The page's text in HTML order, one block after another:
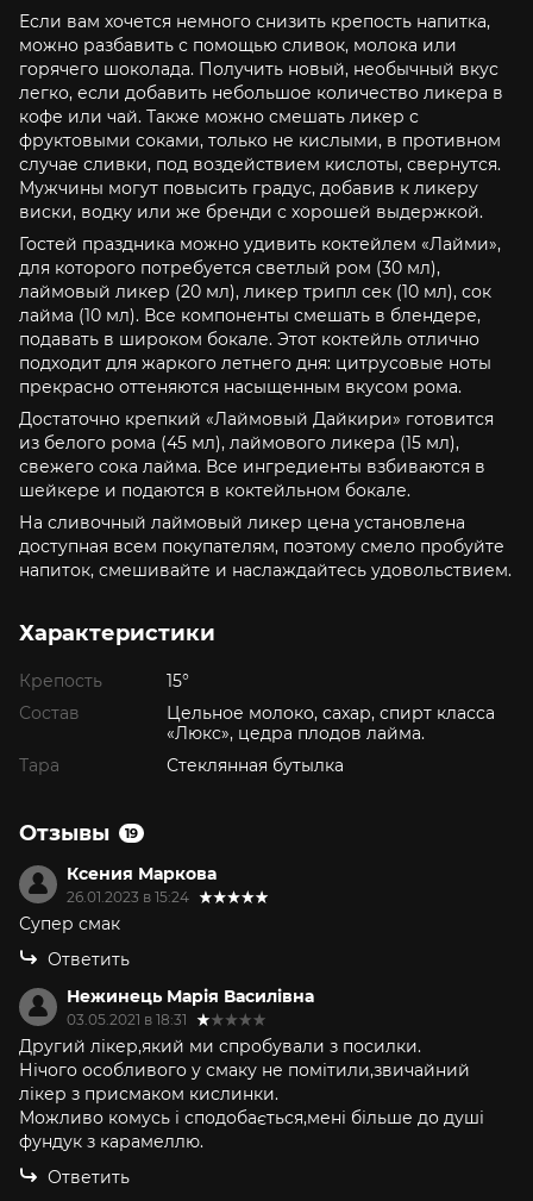
Если вам хочется немного снизить крепость напитка,
можно разбавить с помощью сливок, молока или
горячего шоколада. Получить новый, необычный вкус
легко, если добавить небольшое количество ликера в
кофе или чай. Также можно смешать ликер с
фруктовыми соками, только не кислыми, в противном
случае сливки, под воздействием кислоты, свернутся.
Мужчины могут повысить градус, добавив к ликеру
виски, водку или же бренди с хорошей выдержкой.
Гостей праздника можно удивить коктейлем «Лайми»,
для которого потребуется светлый ром (30 мл),
лаймовый ликер (20 мл), ликер трипл сек (10 мл), сок
лайма (10 мл). Все компоненты смешать в блендере,
подавать в широком бокале. Этот коктейль отлично
подходит для жаркого летнего дня: цитрусовые ноты
прекрасно оттеняются насыщенным вкусом рома.
Достаточно крепкий «Лаймовый Дайкири» готовится
из белого рома (45 мл), лаймового ликера (15 мл),
свежего сока лайма. Все ингредиенты взбиваются в
шейкере и подаются в коктейльном бокале.
На сливочный лаймовый ликер цена установлена
доступная всем покупателям, поэтому смело пробуйте
напиток, смешивайте и наслаждайтесь удовольствием.
Характеристики
Крепость
15°
Состав
Цельное молоко, сахар, спирт класса
«Люкс», цедра плодов лайма.
Тара
Стеклянная бутылка
Отзывы 19
Ксения Маркова
26.01.2023 в 15:24
Супер смак
Ответить
Нежинець Марія Василівна
03.05.2021 в 18:31
Другий лікер,який ми спробували з посилки.
Нічого особливого у смаку не помітили,звичайний
лікер з присмаком кислинки.
Можливо комусь і сподобається,мені більше до душі
фундук з карамеллю.
Ответить